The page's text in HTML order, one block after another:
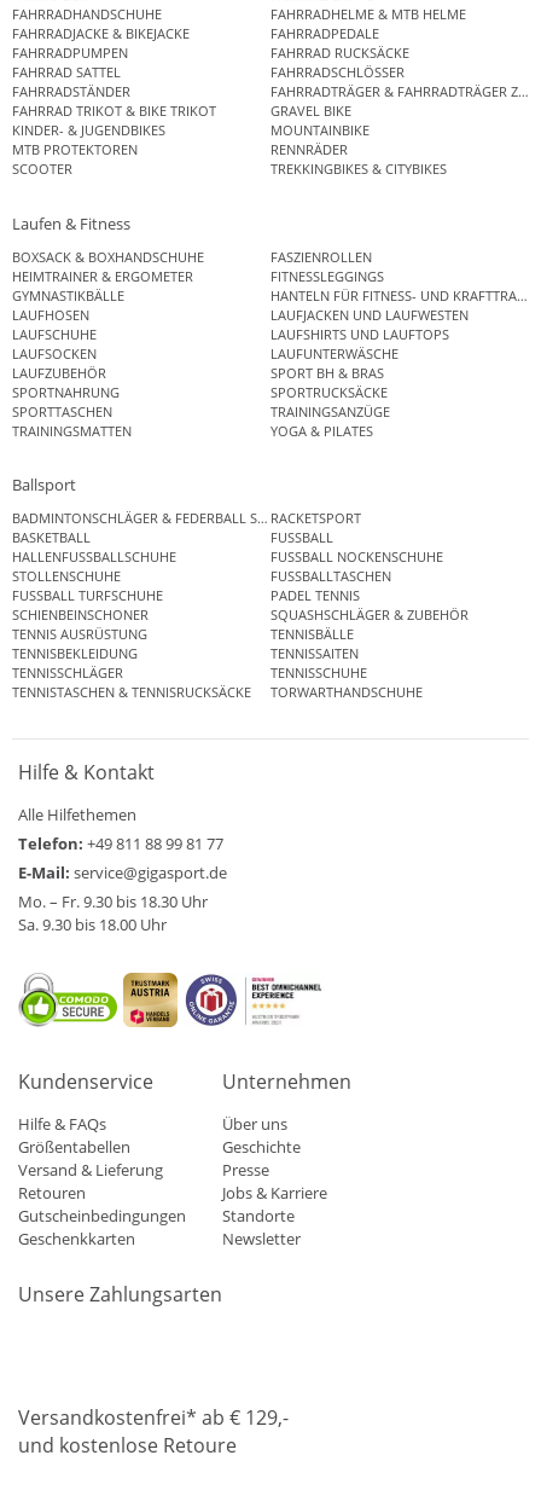
FAHRRADHANDSCHUHE
FAHRRADHELME & MTB HELME
FAHRRADJACKE & BIKEJACKE
FAHRRADPEDALE
FAHRRADPUMPEN
FAHRRAD RUCKSÄCKE
FAHRRAD SATTEL
FAHRRADSCHLÖSSER
FAHRRADSTÄNDER
FAHRRADTRÄGER & FAHRRADTRÄGER
FAHRRAD TRIKOT & BIKE TRIKOT
GRAVEL BIKE
KINDER- & JUGENDBIKES
MOUNTAINBIKE
MTB PROTEKTOREN
RENNRÄDER
SCOOTER
TREKKINGBIKES & CITYBIKES
Laufen & Fitness
BOXSACK & BOXHANDSCHUHE
FASZIENROLLEN
HEIMTRAINER & ERGOMETER
FITNESSLEGGINGS
GYMNASTIKBÄLLE
HANTELN FÜR FITNESS- UND
LAUFHOSEN
LAUFJACKEN UND LAUFWESTEN
LAUFSCHUHE
LAUFSHIRTS UND LAUFTOPS
LAUFSOCKEN
LAUFUNTERWÄSCHE
LAUFZUBEHÖR
SPORT BH & BRAS
SPORTNAHRUNG
SPORTRUCKSÄCKE
SPORTTASCHEN
TRAININGSANZÜGE
TRAININGSMATTEN
YOGA & PILATES
Ballsport
BADMINTONSCHLÄGER & FEDERBALL SETSRACKETSPORT
BASKETBALL
FUSSBALL
HALLENFUSSBALLSCHUHE
FUSSBALL NOCKENSCHUHE
STOLLENSCHUHE
FUSSBALLTASCHEN
FUSSBALL TURFSCHUHE
PADEL TENNIS
SCHIENBEINSCHONER
SQUASHSCHLÄGER & ZUBEHÖR
TENNIS AUSRÜSTUNG
TENNISBÄLLE
TENNISBEKLEIDUNG
TENNISSAITEN
TENNISSCHLÄGER
TENNISSCHUHE
TENNISTASCHEN & TENNISRUCKSÄCKE
TORWARTHANDSCHUHE
Hilfe & Kontakt
Alle Hilfethemen
Telefon: +49 811 88 99 81 77
E-Mail: service@gigasport.de
Mo. – Fr. 9.30 bis 18.30 Uhr
Sa. 9.30 bis 18.00 Uhr
Kundenservice
Hilfe & FAQs
Größentabellen
Versand & Lieferung
Retouren
Gutscheinbedingungen
Geschenkkarten
Unternehmen
Über uns
Geschichte
Presse
Jobs & Karriere
Standorte
Newsletter
Unsere Zahlungsarten
Versandkostenfrei* ab € 129,-
und kostenlose Retoure